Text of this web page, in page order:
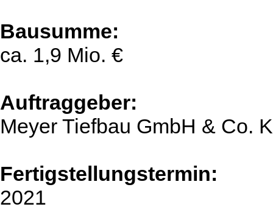
Bausumme:
ca. 1,9 Mio. €
Auftraggeber:
Meyer Tiefbau GmbH & Co.
Fertigstellungstermin:
2021